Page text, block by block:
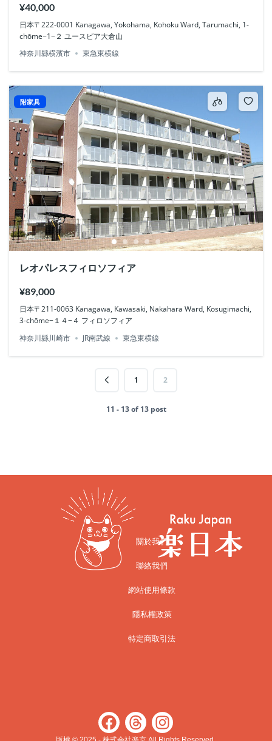
¥40,000
日本〒222-0001 Kanagawa, Yokohama, Kohoku Ward, Tarumachi, 1-
chōme−1−２ ユースピア大倉山
神奈川縣横濱市
東急東横線
附家具
レオパレスフィロソフィア
¥89,000
日本〒211-0063 Kanagawa, Kawasaki, Nakahara Ward, Kosugimachi,
3-chōme−１４−４ フィロソフィア
神奈川縣川崎市
JR南武線 東急東横線
1 2
11 - 13 of 13 post
關於我們
聯絡我們
網站使用條款
隱私權政策
特定商取引法